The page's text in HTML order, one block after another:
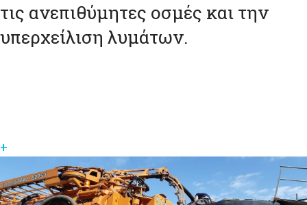
τις ανεπιθύμητες οσμές και την
υπερχείλιση λυμάτων.
+